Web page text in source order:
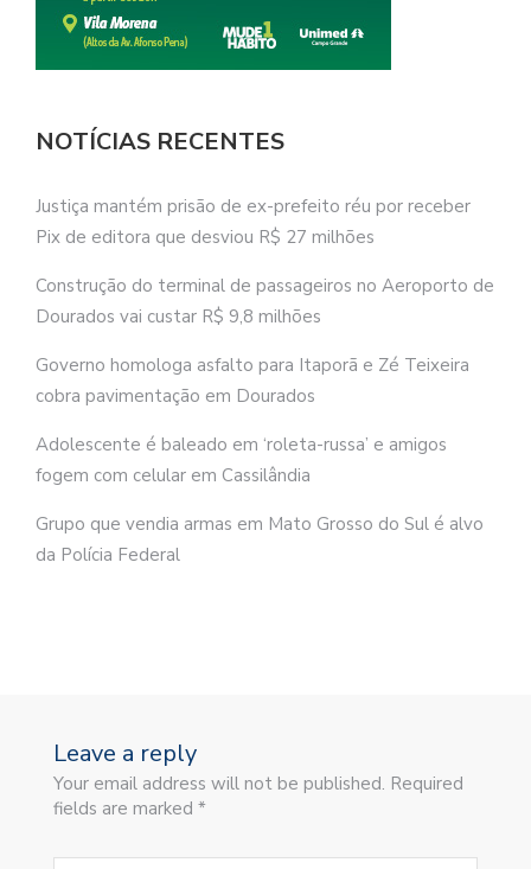
NOTÍCIAS RECENTES
Justiça mantém prisão de ex-prefeito réu por receber
Pix de editora que desviou R$ 27 milhões
Construção do terminal de passageiros no Aeroporto de
Dourados vai custar R$ 9,8 milhões
Governo homologa asfalto para Itaporã e Zé Teixeira
cobra pavimentação em Dourados
Adolescente é baleado em ‘roleta-russa’ e amigos
fogem com celular em Cassilândia
Grupo que vendia armas em Mato Grosso do Sul é alvo
da Polícia Federal
Leave a reply
Your email address will not be published. Required
fields are marked *